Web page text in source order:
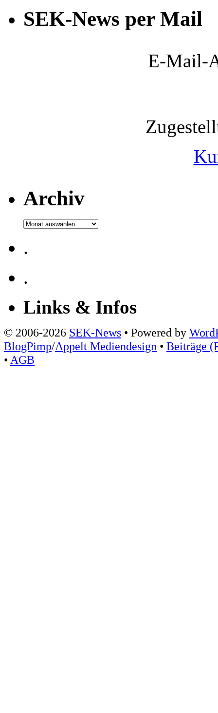
SEK-News per Mail
E-Mail-
Archiv
Archiv
.
.
Links & Infos
© 2006-2026 SEK-News • Powered by
BlogPimp/Appelt Mediendesign • Beiträge
• AGB